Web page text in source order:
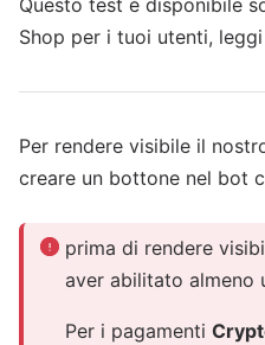
Questo test è disponibile
Shop per i tuoi utenti,
Per rendere visibile il
creare un bottone nel bot
prima di rendere
aver abilitato almeno
Per i pagamenti